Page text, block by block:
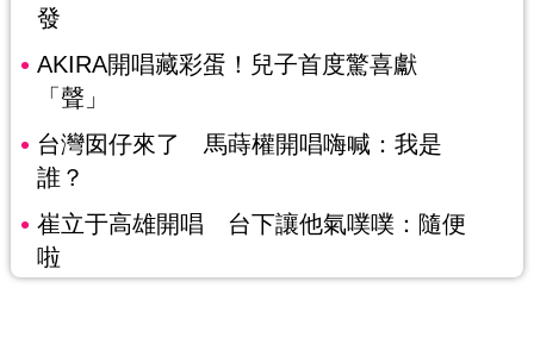
發
AKIRA開唱藏彩蛋！兒子首度驚喜獻
「聲」
台灣囡仔來了 馬蒔權開唱嗨喊：我是
誰？
崔立于高雄開唱 台下讓他氣噗噗：隨便
啦